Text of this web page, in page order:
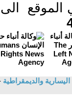
الى
والديمقراطية